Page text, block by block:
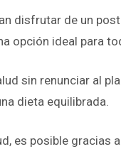
disfrutar de un
opción ideal para
sin renunciar al
dieta equilibrada.
es posible